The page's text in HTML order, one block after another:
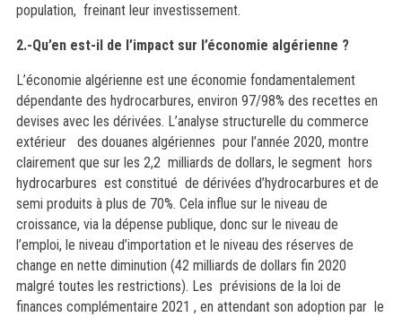
population, freinant leur investissement.
2.-Qu’en est-il de l’impact sur l’économie algérienne ?
L’économie algérienne est une économie fondamentalement
dépendante des hydrocarbures, environ 97/98% des recettes en
devises avec les dérivées. L’analyse structurelle du commerce
extérieur des douanes algériennes pour l’année 2020, montre
clairement que sur les 2,2 milliards de dollars, le segment hors
hydrocarbures est constitué de dérivées d’hydrocarbures et de
semi produits à plus de 70%. Cela influe sur le niveau de
croissance, via la dépense publique, donc sur le niveau de
l’emploi, le niveau d’importation et le niveau des réserves de
change en nette diminution (42 milliards de dollars fin 2020
malgré toutes les restrictions). Les prévisions de la loi de
finances complémentaire 2021 , en attendant son adoption par le